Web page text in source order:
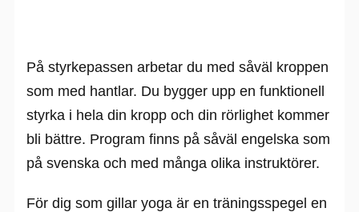
På styrkepassen arbetar du med såväl kroppen
som med hantlar. Du bygger upp en funktionell
styrka i hela din kropp och din rörlighet kommer
bli bättre. Program finns på såväl engelska som
på svenska och med många olika instruktörer.
För dig som gillar yoga är en träningsspegel en